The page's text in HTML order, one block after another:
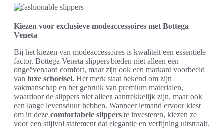
Kiezen voor exclusieve modeaccessoires met Bottega
Veneta
Bij het kiezen van modeaccessoires is kwaliteit een essentiële
factor. Bottega Veneta slippers bieden niet alleen een
ongeëvenaard comfort, maar zijn ook een markant voorbeeld
van luxe schoeisel. Het merk staat bekend om zijn
vakmanschap en het gebruik van premium materialen,
waardoor de slippers niet alleen aantrekkelijk zijn, maar ook
een lange levensduur hebben. Wanneer iemand ervoor kiest
om in deze comfortabele slippers te investeren, kiezen ze
voor een stijlvol statement dat elegantie en verfijning uitstraalt.